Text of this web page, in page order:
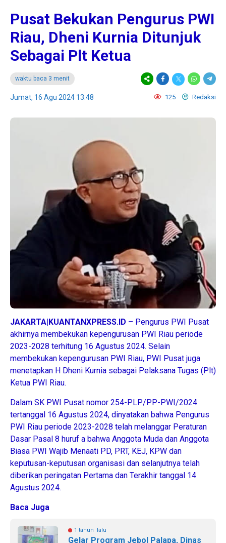
Pusat Bekukan Pengurus PWI
Riau, Dheni Kurnia Ditunjuk
Sebagai Plt Ketua
waktu baca 3 menit
Jumat, 16 Agu 2024 13:48 125 Redaksi
JAKARTA|KUANTANXPRESS.ID – Pengurus PWI Pusat
akhirnya membekukan kepengurusan PWI Riau periode
2023-2028 terhitung 16 Agustus 2024. Selain
membekukan kepengurusan PWI Riau, PWI Pusat juga
menetapkan H Dheni Kurnia sebagai Pelaksana Tugas (Plt)
Ketua PWI Riau.
Dalam SK PWI Pusat nomor 254-PLP/PP-PWI/2024
tertanggal 16 Agustus 2024, dinyatakan bahwa Pengurus
PWI Riau periode 2023-2028 telah melanggar Peraturan
Dasar Pasal 8 huruf a bahwa Anggota Muda dan Anggota
Biasa PWI Wajib Menaati PD, PRT, KEJ, KPW dan
keputusan-keputusan organisasi dan selanjutnya telah
diberikan peringatan Pertama dan Terakhir tanggal 14
Agustus 2024.
Baca Juga
1 tahun lalu
Gelar Program Jebol Palapa, Dinas